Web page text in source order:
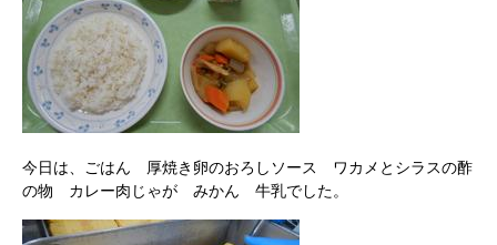
今日は、ごはん 厚焼き卵のおろしソース ワカメとシラスの酢
の物 カレー肉じゃが みかん 牛乳でした。